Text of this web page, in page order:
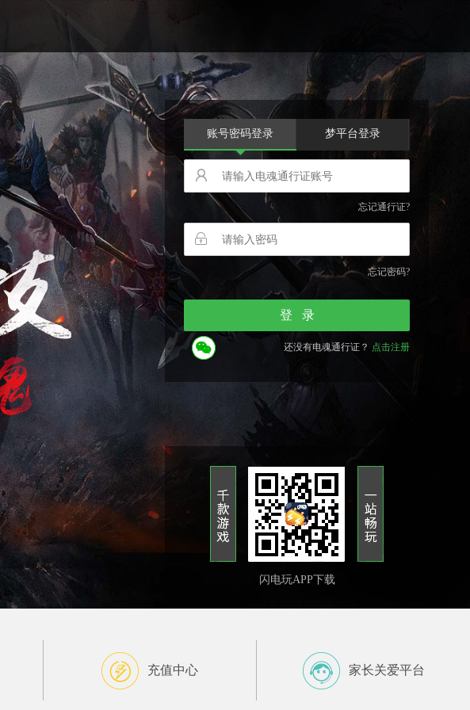
账号密码登录 梦平台登录
忘记通行证?
忘记密码?
还没有电魂通行证？ 点击注册
闪电玩APP下载
充值中心 家长关爱平台